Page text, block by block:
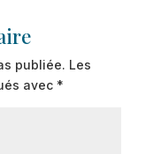
publiée. Les
avec *